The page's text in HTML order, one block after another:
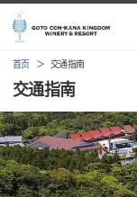
首页 交通指南
交通指南